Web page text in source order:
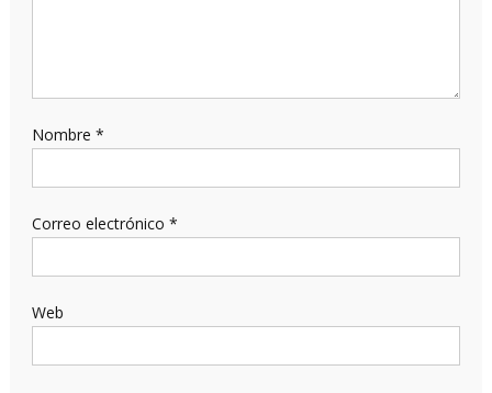
Nombre *
Correo electrónico *
Web